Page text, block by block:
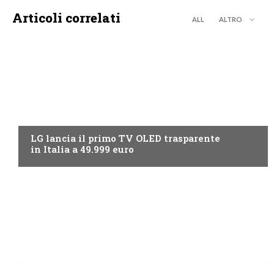
Articoli correlati ALL ALTRO
LG lancia il primo TV OLED trasparente
in Italia a 49.999 euro